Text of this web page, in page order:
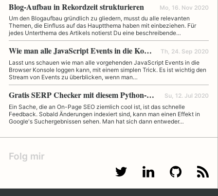
Blog-Aufbau in Rekordzeit strukturieren
Mo, 16. Nov 2020
Um den Blogaufbau gründlich zu gliedern, musst du alle relevanten
Themen, die Einfluss auf das Hauptthema haben mit einbeziehen. Für
jedes Unterthema des Artikels notierst Du eine beschreibende…
Wie man alle JavaScript Events in die Konsole loggt
Th, 24. Sep 2020
Lasst uns schauen wie man alle vorgehenden JavaScript Events in die
Browser Konsole loggen kann, mit einem simplen Trick. Es ist wichtig den
Stream von Events zu überblicken, wenn man…
Gratis SERP Checker mit diesem Python-Skript
Su, 12. Jul 2020
Ein Sache, die an On-Page SEO ziemlich cool ist, ist das schnelle
Feedback. Sobald Änderungen indexiert sind, kann man einen Effekt in
Google's Suchergebnissen sehen. Man hat sich dann entweder…
Folg mir